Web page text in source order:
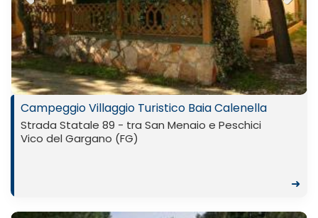
Previ
ous
Next
Campeggio Villaggio Turistico Baia Calenella
Strada Statale 89 - tra San Menaio e Peschici
Vico del Gargano (FG)
➜